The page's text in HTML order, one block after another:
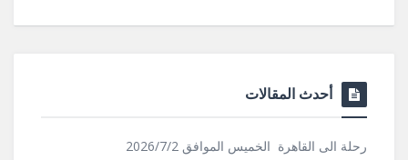
أحدث المقالات
رحلة الى القاهرة الخميس الموافق 2026/7/2